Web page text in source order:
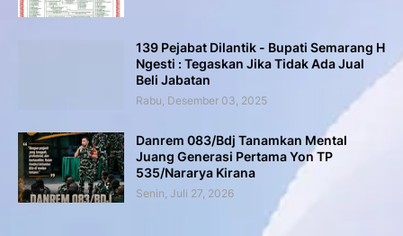
139 Pejabat Dilantik - Bupati Semarang H
Ngesti : Tegaskan Jika Tidak Ada Jual
Beli Jabatan
Rabu, Desember 03, 2025
Danrem 083/Bdj Tanamkan Mental
Juang Generasi Pertama Yon TP
535/Nararya Kirana
Senin, Juli 27, 2026